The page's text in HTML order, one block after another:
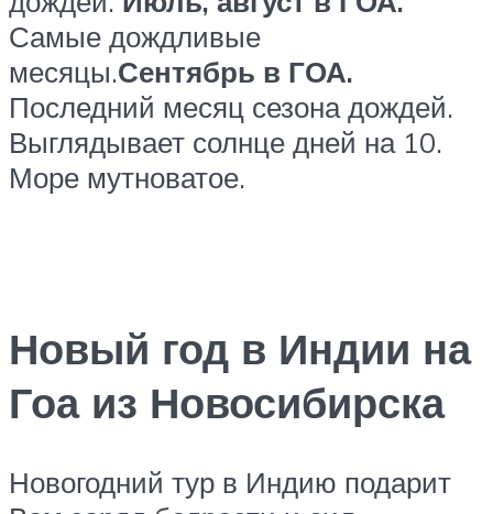
Самые дождливые
месяцы.Сентябрь в ГОА.
Последний месяц сезона дождей.
Выглядывает солнце дней на 10.
Море мутноватое.
Новый год в Индии на
Гоа из Новосибирска
Новогодний тур в Индию подарит